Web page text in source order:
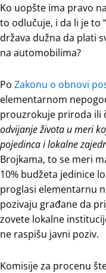
Ko uopšte ima pravo
to odlučuje, i da li je to
država dužna da plati
na automobilima?
Po Zakonu o obnovi
elementarnom
prouzrokuje priroda ili
odvijanje života u meri
pojedinca i lokalne
Brojkama, to se meri
10% budžeta jedinice
proglasi elementarnu
pozivaju građane da
zovete lokalne
ne raspišu javni poziv.
Komisije za procenu